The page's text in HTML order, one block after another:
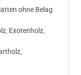
ohne Belag
Exotenholz,